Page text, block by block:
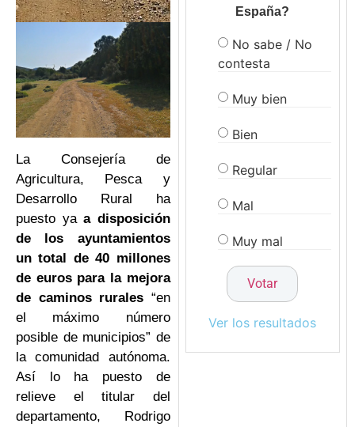
La Consejería de
Agricultura, Pesca y
Desarrollo Rural ha
puesto yaa disposición
de los ayuntamientos
un total de 40 millones
de euros para la mejora
de caminos rurales “en
el máximo número
posible de municipios” de
la comunidad autónoma.
Así lo ha puesto de
relieve el titular del
departamento, Rodrigo
España?
No sabe / No
contesta
Muy bien
Bien
Regular
Mal
Muy mal
Ver los resultados